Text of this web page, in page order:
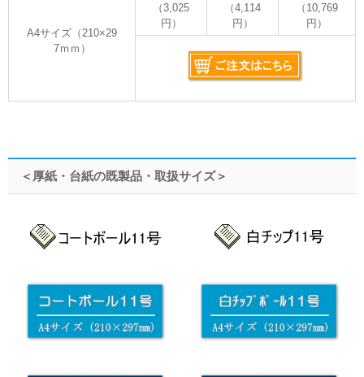
A4サイズ（210×29
7ｍｍ）
（3,025
円）
（4,114
円）
（10,769
円）
＜厚紙・台紙の既製品・取扱サイズ＞